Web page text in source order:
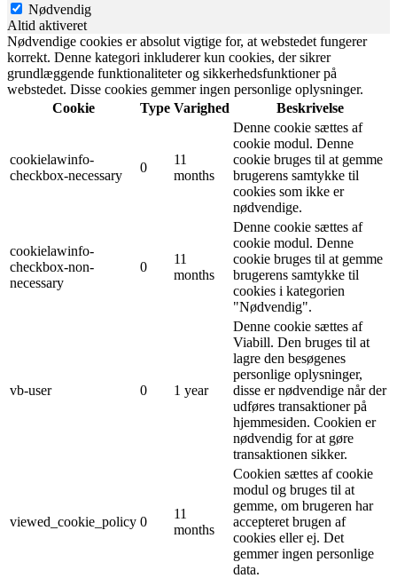
Nødvendig
Altid aktiveret
Nødvendige cookies er absolut vigtige for, at webstedet fungerer
korrekt. Denne kategori inkluderer kun cookies, der sikrer
grundlæggende funktionaliteter og sikkerhedsfunktioner på
webstedet. Disse cookies gemmer ingen personlige oplysninger.
Cookie
Type Varighed Beskrivelse
cookielawinfo-
checkbox-necessary
0
11
months
Denne cookie sættes af
cookie modul. Denne
cookie bruges til at gemme
brugerens samtykke til
cookies som ikke er
nødvendige.
cookielawinfo-
checkbox-non-
necessary
0
11
months
Denne cookie sættes af
cookie modul. Denne
cookie bruges til at gemme
brugerens samtykke til
cookies i kategorien
"Nødvendig".
vb-user 0 1 year
Denne cookie sættes af
Viabill. Den bruges til at
lagre den besøgenes
personlige oplysninger,
disse er nødvendige når der
udføres transaktioner på
hjemmesiden. Cookien er
nødvendig for at gøre
transaktionen sikker.
viewed_cookie_policy 0
11
months
Cookien sættes af cookie
modul og bruges til at
gemme, om brugeren har
accepteret brugen af ​​
cookies eller ej. Det
gemmer ingen personlige
data.